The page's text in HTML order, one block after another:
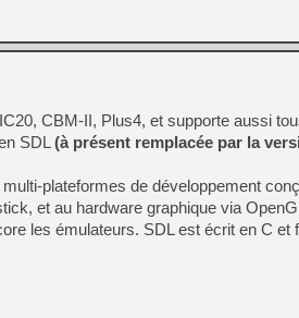
CBM-II, Plus4, et supporte aussi
SDL (à présent remplacée par la
plateformes de développement
et au hardware graphique via
les émulateurs. SDL est écrit en C et